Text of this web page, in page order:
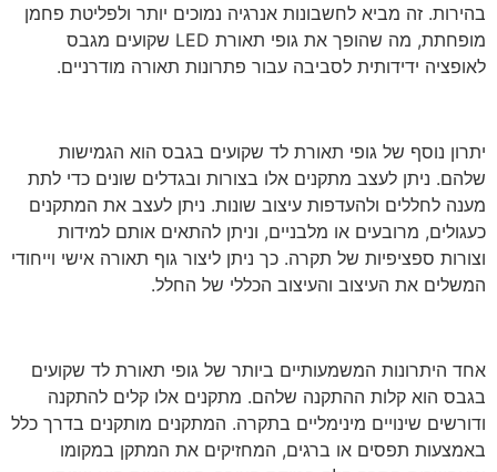
בהירות. זה מביא לחשבונות אנרגיה נמוכים יותר ולפליטת פחמן
מופחתת, מה שהופך את גופי תאורת LED שקועים מגבס
לאופציה ידידותית לסביבה עבור פתרונות תאורה מודרניים.
יתרון נוסף של גופי תאורת לד שקועים בגבס הוא הגמישות
שלהם. ניתן לעצב מתקנים אלו בצורות ובגדלים שונים כדי לתת
מענה לחללים ולהעדפות עיצוב שונות. ניתן לעצב את המתקנים
כעגולים, מרובעים או מלבניים, וניתן להתאים אותם למידות
וצורות ספציפיות של תקרה. כך ניתן ליצור גוף תאורה אישי וייחודי
המשלים את העיצוב והעיצוב הכללי של החלל.
אחד היתרונות המשמעותיים ביותר של גופי תאורת לד שקועים
בגבס הוא קלות ההתקנה שלהם. מתקנים אלו קלים להתקנה
ודורשים שינויים מינימליים בתקרה. המתקנים מותקנים בדרך כלל
באמצעות תפסים או ברגים, המחזיקים את המתקן במקומו